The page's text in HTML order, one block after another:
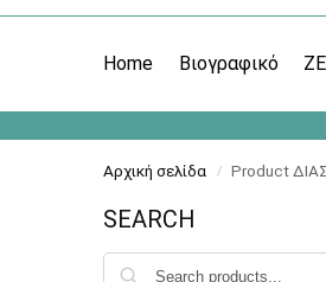
Home Βιογραφικό
Αρχική σελίδα / Product
SEARCH